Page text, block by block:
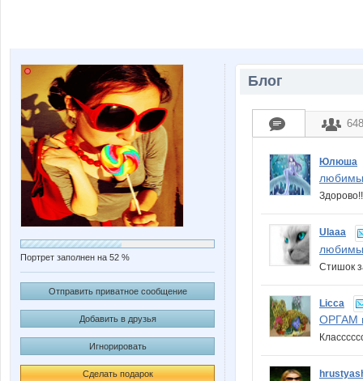
Портрет заполнен на 52 %
Отправить приватное сообщение
Добавить в друзья
Игнорировать
Сделать подарок
Блог
Юлюша
Ulaaa
Стишок
Licca
ОРГАМ